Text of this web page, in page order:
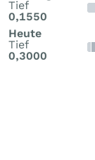
Tief
0,1550
Heute
Tief
0,3000